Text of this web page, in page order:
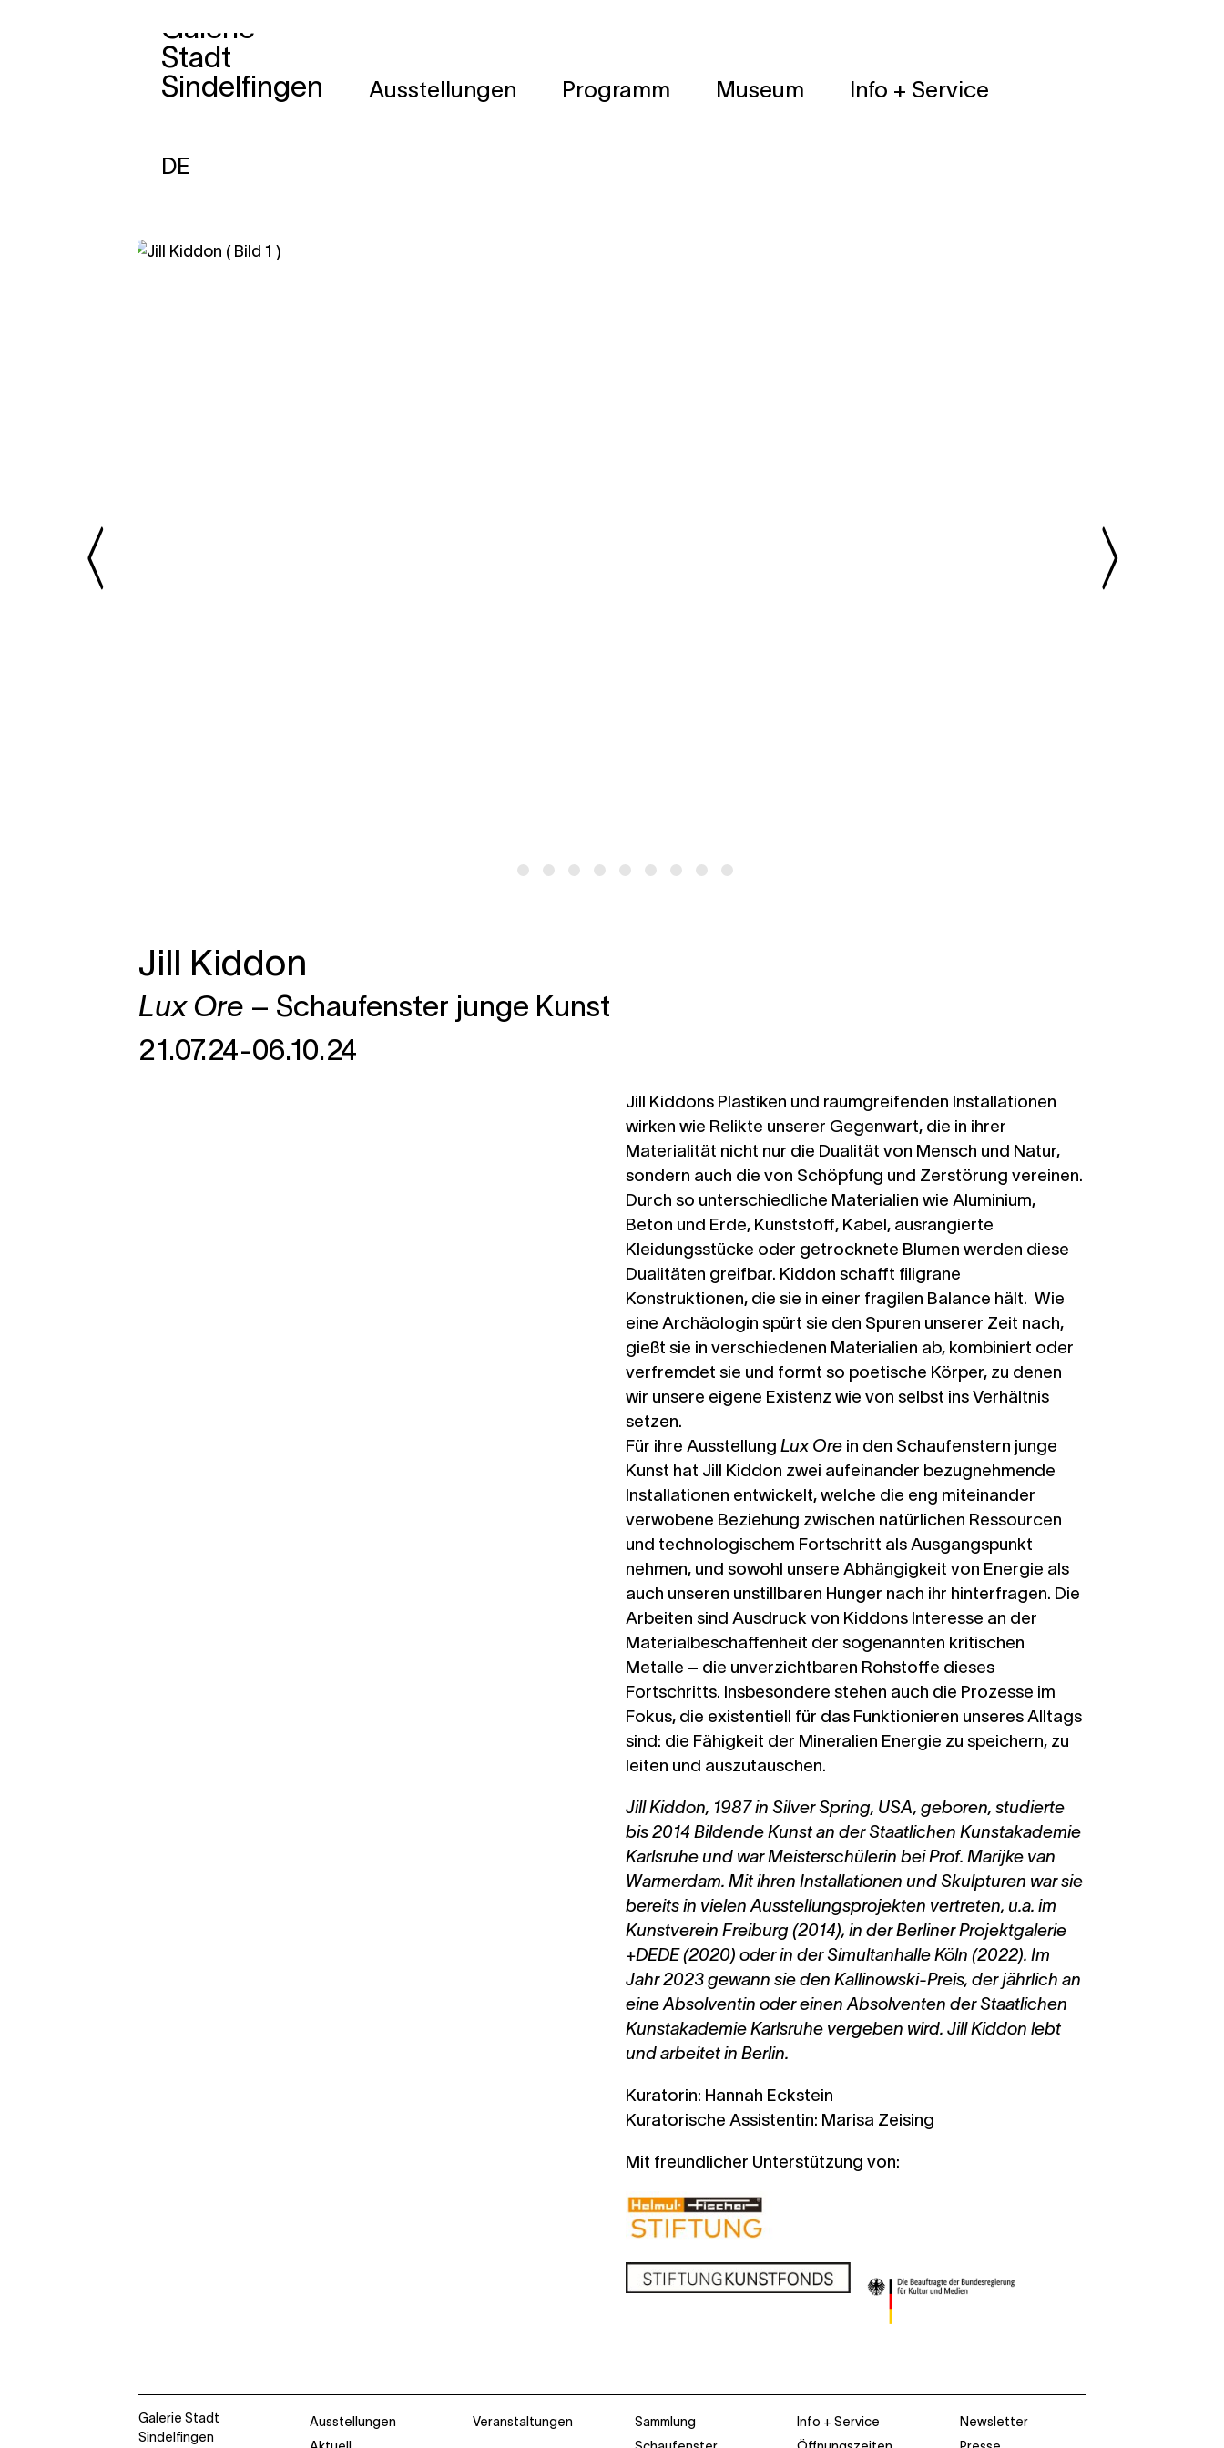
Galerie
Stadt
Sindelfingen
Ausstellungen Programm Museum Info + Service
DE
Jill Kiddon
Lux Ore – Schaufenster junge Kunst
21.07.24-06.10.24
Jill Kiddons Plastiken und raumgreifenden Installationen
wirken wie Relikte unserer Gegenwart, die in ihrer
Materialität nicht nur die Dualität von Mensch und Natur,
sondern auch die von Schöpfung und Zerstörung vereinen.
Durch so unterschiedliche Materialien wie Aluminium,
Beton und Erde, Kunststoff, Kabel, ausrangierte
Kleidungsstücke oder getrocknete Blumen werden diese
Dualitäten greifbar. Kiddon schafft filigrane
Konstruktionen, die sie in einer fragilen Balance hält. Wie
eine Archäologin spürt sie den Spuren unserer Zeit nach,
gießt sie in verschiedenen Materialien ab, kombiniert oder
verfremdet sie und formt so poetische Körper, zu denen
wir unsere eigene Existenz wie von selbst ins Verhältnis
setzen.
Für ihre Ausstellung Lux Ore in den Schaufenstern junge
Kunst hat Jill Kiddon zwei aufeinander bezugnehmende
Installationen entwickelt, welche die eng miteinander
verwobene Beziehung zwischen natürlichen Ressourcen
und technologischem Fortschritt als Ausgangspunkt
nehmen, und sowohl unsere Abhängigkeit von Energie als
auch unseren unstillbaren Hunger nach ihr hinterfragen. Die
Arbeiten sind Ausdruck von Kiddons Interesse an der
Materialbeschaffenheit der sogenannten kritischen
Metalle – die unverzichtbaren Rohstoffe dieses
Fortschritts. Insbesondere stehen auch die Prozesse im
Fokus, die existentiell für das Funktionieren unseres Alltags
sind: die Fähigkeit der Mineralien Energie zu speichern, zu
leiten und auszutauschen.
Jill Kiddon, 1987 in Silver Spring, USA, geboren, studierte
bis 2014 Bildende Kunst an der Staatlichen Kunstakademie
Karlsruhe und war Meisterschülerin bei Prof. Marijke van
Warmerdam. Mit ihren Installationen und Skulpturen war sie
bereits in vielen Ausstellungsprojekten vertreten, u.a. im
Kunstverein Freiburg (2014), in der Berliner Projektgalerie
+DEDE (2020) oder in der Simultanhalle Köln (2022). Im
Jahr 2023 gewann sie den Kallinowski-Preis, der jährlich an
eine Absolventin oder einen Absolventen der Staatlichen
Kunstakademie Karlsruhe vergeben wird. Jill Kiddon lebt
und arbeitet in Berlin.
Kuratorin: Hannah Eckstein
Kuratorische Assistentin: Marisa Zeising
Mit freundlicher Unterstützung von:
Galerie Stadt
Sindelfingen
Ausstellungen
Veranstaltungen
Sammlung
Info + Service
Newsletter